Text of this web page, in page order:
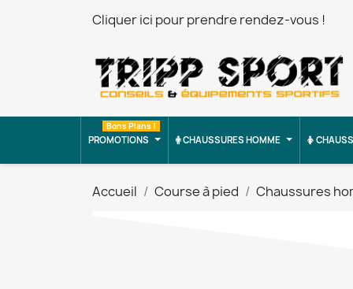
Cliquer ici pour prendre rendez-vous !
PROMOTIONS
Bons Plans !
CHAUSSURES HOMME
Accueil Course à pied Chaussures